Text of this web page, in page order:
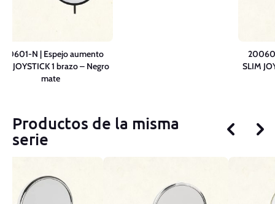
N | Espejo aumento
JOYSTICK 1 brazo – Negro
mate
SLIM
Productos de la misma
serie